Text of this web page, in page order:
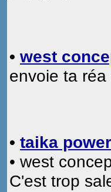
• west
envoie ta
• taika power
• west
C'est trop